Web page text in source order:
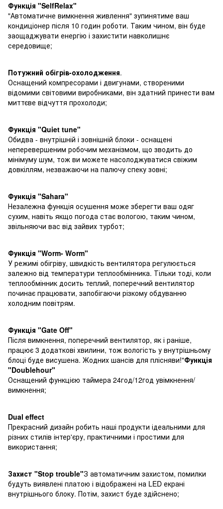
Функція "SelfRelax"
"Автоматичне вимкнення живлення" зупинятиме ваш
кондиціонер після 10 годин роботи. Таким чином, він буде
заощаджувати енергію і захистити навколишнє
середовище;
Потужний обігрів-охолодження.
Оснащений компресорами і двигунами, створеними
відомими світовими виробниками, він здатний принести вам
миттєве відчуття прохолоди;
Функція "Quiet tune"
Обидва - внутрішній і зовнішній блоки - оснащені
неперевершеним робочим механізмом, що зводить до
мінімуму шум, тож ви можете насолоджуватися свіжим
довкіллям, незважаючи на палючу спеку зовні;
Функція "Sahara"
Незалежна функція осушення може зберегти ваш одяг
сухим, навіть якщо погода стає вологою, таким чином,
звільняючи вас від зайвих турбот;
Функція "Worm- Worm"
У режимі обігріву, швидкість вентилятора регулюється
залежно від температури теплообмінника. Тільки тоді, коли
теплообмінник досить теплий, поперечний вентилятор
починає працювати, запобігаючи різкому обдуванню
холодним повітрям.
Функція "Gate Off"
Після вимкнення, поперечний вентилятор, як і раніше,
працює 3 додаткові хвилини, тож вологість у внутрішньому
блоці буде висушена. Жодних шансів для плісняви!"Функція
"Doublehour"
Оснащений функцією таймера 24год/12год увімкнення/
вимкнення;
Dual effect
Прекрасний дизайн робить наші продукти ідеальними для
різних стилів інтер'єру, практичними і простими для
використання;
Захист "Stop trouble"З автоматичним захистом, помилки
будуть виявлені платою і відображені на LED екрані
внутрішнього блоку. Потім, захист буде здійснено;